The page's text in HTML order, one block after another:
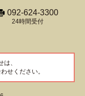
092-624-3300
24時間受付
、
せください。